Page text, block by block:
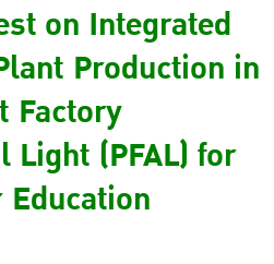
on Integrated
Production in
Factory
(PFAL) for